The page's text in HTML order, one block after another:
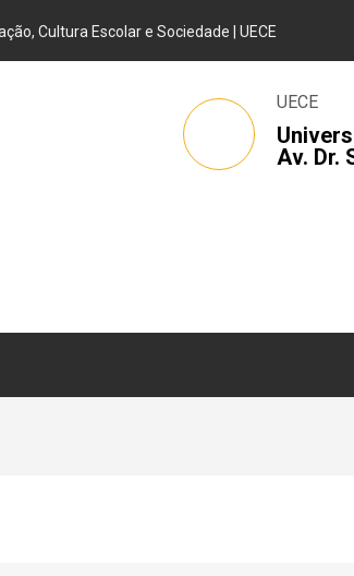
Cultura Escolar e Sociedade | UECE
UECE
Av. Dr.